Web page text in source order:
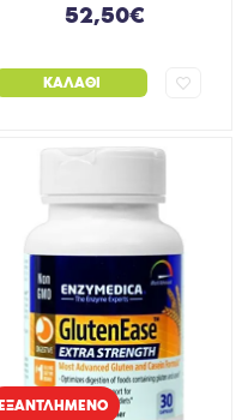
52,50€
ΚΑΛΆΘΙ
EΞΑΝΤΛΗΜΈΝΟ